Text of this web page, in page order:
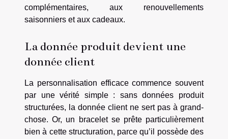
complémentaires, aux renouvellements
saisonniers et aux cadeaux.
La donnée produit devient une
donnée client
La personnalisation efficace commence souvent
par une vérité simple : sans données produit
structurées, la donnée client ne sert pas à grand-
chose. Or, un bracelet se prête particulièrement
bien à cette structuration, parce qu’il possède des